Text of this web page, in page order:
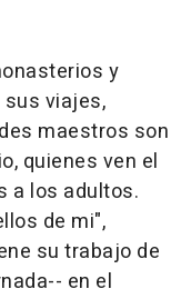
y
viajes,
maestros son
quienes ven el
a los adultos.
de mi",
su trabajo de
en el